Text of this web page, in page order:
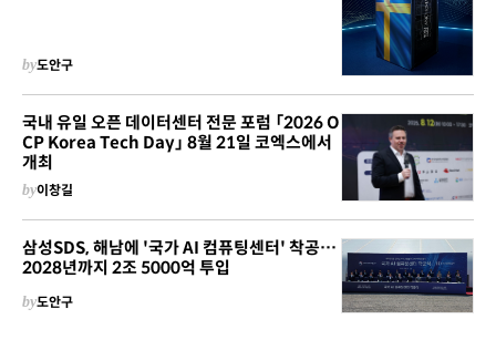
by도안구
국내 유일 오픈 데이터센터 전문 포럼 「2026 O
CP Korea Tech Day」 8월 21일 코엑스에서
개최
by이창길
삼성SDS, 해남에 '국가 AI 컴퓨팅센터' 착공…
2028년까지 2조 5000억 투입
by도안구